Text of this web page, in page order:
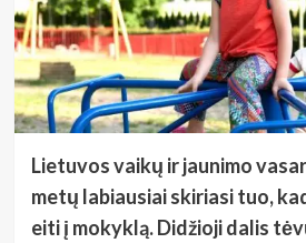
Lietuvos vaikų ir jaunimo
metų labiausiai skiriasi tuo,
eiti į mokyklą. Didžioji dalis